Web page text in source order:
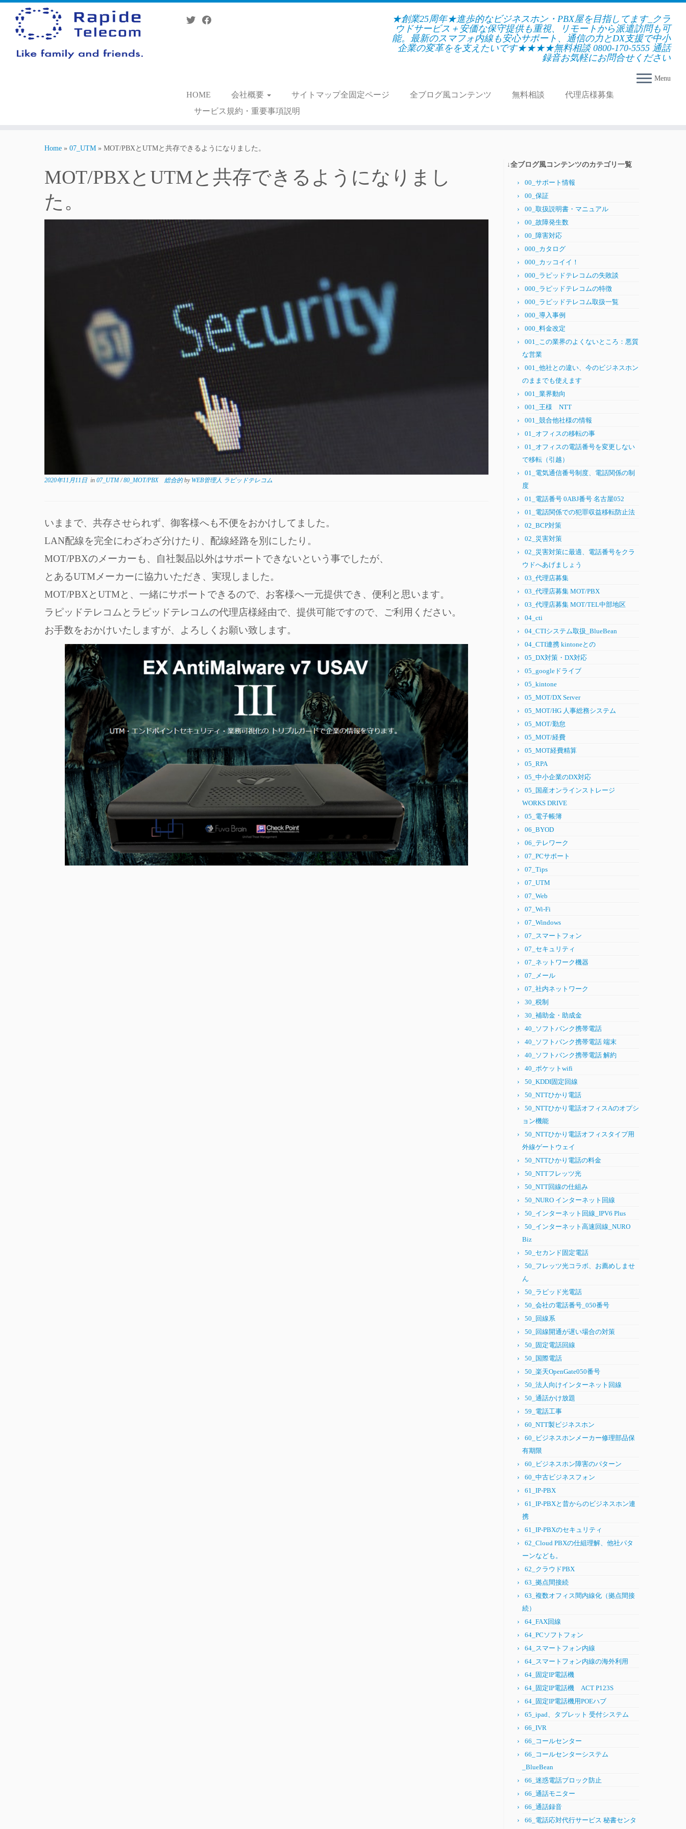
Skip
content
★創業25周年★進歩的なビジネスホン・PBX屋を目指してます_クラ
ウドサービス＋安価な保守提供も重視、リモートから派遣訪問も可
能。最新のスマフォ内線も安心サポート、通信の力とDX支援で中小
企業の変革をを支えたいです★★★★無料相談 0800-170-5555 通話
録音お気軽にお問合せください
Menu
HOME 会社概要 サイトマップ全固定ページ 全ブログ風コンテンツ 無料相談
代理店様募集
サービス規約・重要事項説明
Home » 07_UTM » MOT/PBXとUTMと共存できるようになりました。
MOT/PBXとUTMと共存できるようになりまし
た。
2020年11月11日 in 07_UTM/80_MOT/PBX 総合的by WEB管理人 ラピッドテレコム
いままで、共存させられず、御客様へも不便をおかけしてました。
LAN配線を完全にわざわざ分けたり、配線経路を別にしたり。
MOT/PBXのメーカーも、自社製品以外はサポートできないという事でしたが、
とあるUTMメーカーに協力いただき、実現しました。
MOT/PBXとUTMと、一緒にサポートできるので、お客様へ一元提供でき、便利と思います。
ラピッドテレコムとラピッドテレコムの代理店様経由で、提供可能ですので、ご利用ください。
お手数をおかけいたしますが、よろしくお願い致します。
↓全ブログ風コンテンツのカテゴリ一覧
00_サポート情報
00_保証
00_取扱説明書・マニュアル
00_故障発生数
00_障害対応
000_カタログ
000_カッコイイ！
000_ラピッドテレコムの失敗談
000_ラピッドテレコムの特徴
000_ラピッドテレコム取扱一覧
000_導入事例
000_料金改定
001_この業界のよくないところ：悪質
な営業
001_他社との違い、今のビジネスホン
のままでも使えます
001_業界動向
001_王様 NTT
001_競合他社様の情報
01_オフィスの移転の事
01_オフィスの電話番号を変更しない
で移転（引越）
01_電気通信番号制度、電話関係の制
度
01_電話番号 0ABJ番号 名古屋052
01_電話関係での犯罪収益移転防止法
02_BCP対策
02_災害対策
02_災害対策に最適、電話番号をクラ
ウドへあげましょう
03_代理店募集
03_代理店募集 MOT/PBX
03_代理店募集 MOT/TEL中部地区
04_cti
04_CTIシステム取扱_BlueBean
04_CTI連携 kintoneとの
05_DX対策・DX対応
05_googleドライブ
05_kintone
05_MOT/DX Server
05_MOT/HG 人事総務システム
05_MOT/勤怠
05_MOT/経費
05_MOT経費精算
05_RPA
05_中小企業のDX対応
05_国産オンラインストレージ
WORKS DRIVE
05_電子帳簿
06_BYOD
06_テレワーク
07_PCサポート
07_Tips
07_UTM
07_Web
07_Wi-Fi
07_Windows
07_スマートフォン
07_セキュリティ
07_ネットワーク機器
07_メール
07_社内ネットワーク
30_税制
30_補助金・助成金
40_ソフトバンク携帯電話
40_ソフトバンク携帯電話 端末
40_ソフトバンク携帯電話 解約
40_ポケットwifi
50_KDDI固定回線
50_NTTひかり電話
50_NTTひかり電話オフィスAのオプシ
ョン機能
50_NTTひかり電話オフィスタイプ用
外線ゲートウェイ
50_NTTひかり電話の料金
50_NTTフレッツ光
50_NTT回線の仕組み
50_NURO インターネット回線
50_インターネット回線_IPV6 Plus
50_インターネット高速回線_NURO
Biz
50_セカンド固定電話
50_フレッツ光コラボ、お薦めしませ
ん
50_ラピッド光電話
50_会社の電話番号_050番号
50_回線系
50_回線開通が遅い場合の対策
50_固定電話回線
50_国際電話
50_楽天OpenGate050番号
50_法人向けインターネット回線
50_通話かけ放題
59_電話工事
60_NTT製ビジネスホン
60_ビジネスホンメーカー修理部品保
有期限
60_ビジネスホン障害のパターン
60_中古ビジネスフォン
61_IP-PBX
61_IP-PBXと昔からのビジネスホン連
携
61_IP-PBXのセキュリティ
62_Cloud PBXの仕組理解、他社パタ
ーンなども。
62_クラウドPBX
63_拠点間接続
63_複数オフィス間内線化（拠点間接
続）
64_FAX回線
64_PCソフトフォン
64_スマートフォン内線
64_スマートフォン内線の海外利用
64_固定IP電話機
64_固定IP電話機 ACT P123S
64_固定IP電話機用POEハブ
65_ipad、タブレット 受付システム
66_IVR
66_コールセンター
66_コールセンターシステム
_BlueBean
66_迷惑電話ブロック防止
66_通話モニター
66_通話録音
66_電話応対代行サービス 秘書センタ